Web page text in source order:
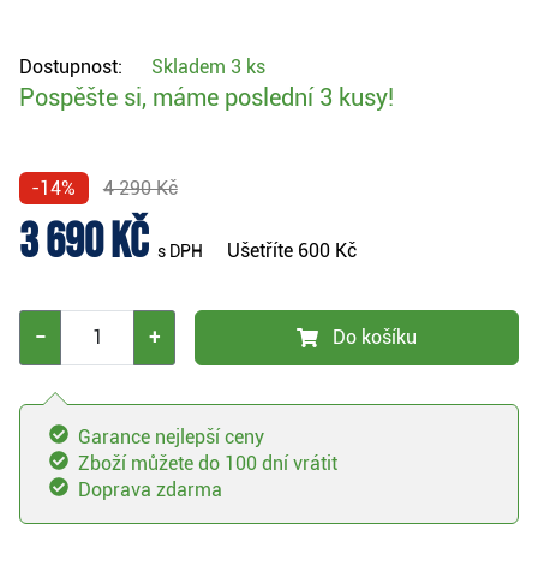
Dostupnost: Skladem 3 ks
Pospěšte si, máme poslední 3 kusy!
-14% 4 290 Kč
3 690 Kč s DPH Ušetříte 600 Kč
− + Do košíku
Garance nejlepší ceny
Zboží můžete do 100 dní vrátit
Doprava zdarma